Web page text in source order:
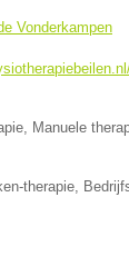
Vonderkampen
Manuele
therapie,